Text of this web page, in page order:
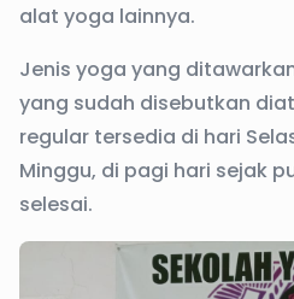
alat yoga lainnya.
Jenis yoga yang
yang sudah disebutkan
regular tersedia di hari
Minggu, di pagi hari sejak
selesai.